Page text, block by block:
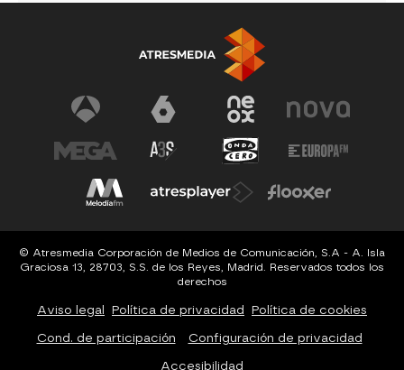
© Atresmedia Corporación de Medios de Comunicación, S.A - A. Isla
Graciosa 13, 28703, S.S. de los Reyes, Madrid. Reservados todos los
derechos
Aviso legal Política de privacidad Política de cookies
Cond. de participación Configuración de privacidad
Accesibilidad